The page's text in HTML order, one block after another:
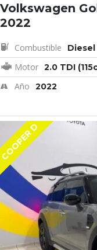
Volkswagen
2022
Combustible Diesel
Motor 2.0 TDI
Año 2022
D